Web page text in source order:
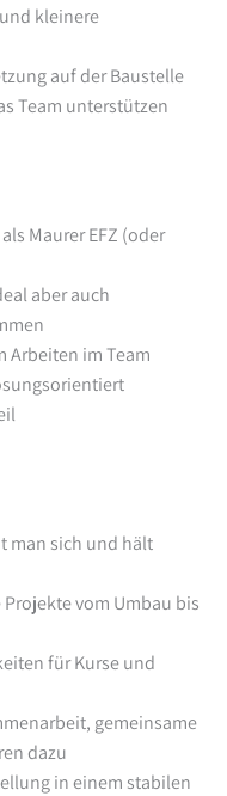
kleinere
auf der Baustelle
Team unterstützen
Maurer EFZ (oder
aber auch
Arbeiten im Team
man sich und hält
vom Umbau bis
für Kurse und
gemeinsame
dazu
in einem stabilen